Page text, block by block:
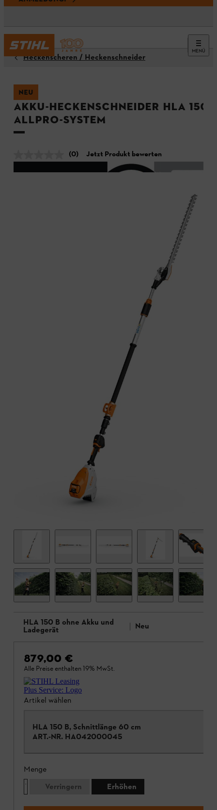
MENÜ
Heckenscheren / Heckenschneider
NEU
Akku-Heckenschneider HLA 150
ALLPRO-System
(0) Jetzt Produkt bewerten
HLA 150 B ohne Akku und
Ladegerät Neu
879,00 €
Alle Preise enthalten 19% MwSt.
Artikel wählen
HLA 150 B, Schnittlänge 60 cm
ART.-NR. HA042000045
Menge
Verringern
Erhöhen